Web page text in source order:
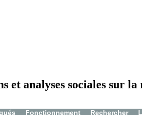
et analyses sociales sur la
Fonctionnement Rechercher